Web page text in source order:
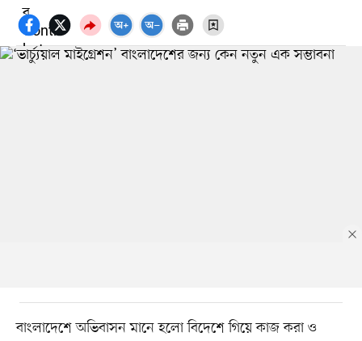
বাংলাদেশে অভিবাসন মানে হলো বিদেশে গিয়ে কাজ করা ও